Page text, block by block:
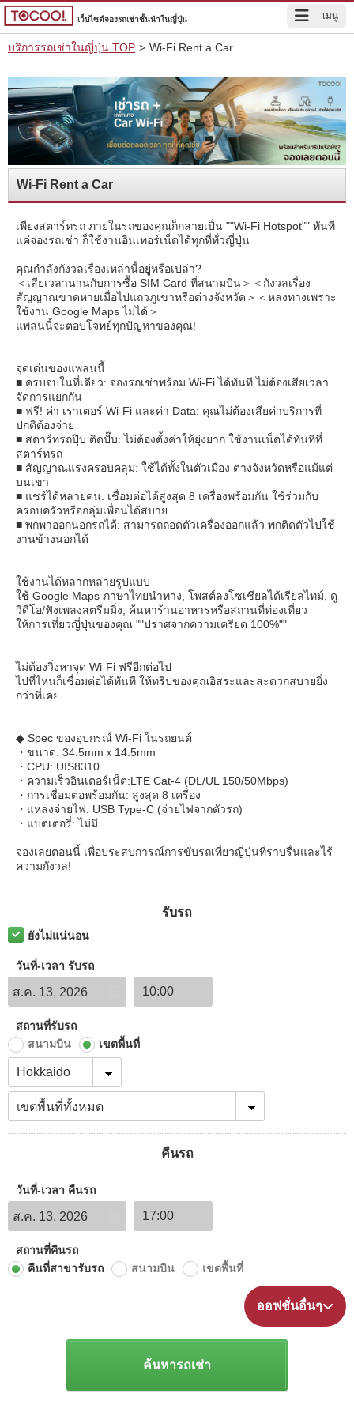
เว็บไซต์จองรถเช่าชั้นนำในญี่ปุ่น
บริการรถเช่าในญี่ปุ่น TOP > Wi-Fi Rent a Car
Wi-Fi Rent a Car
เพียงสตาร์ทรถ ภายในรถของคุณก็กลายเป็น ""Wi-Fi Hotspot"" ทันที
แค่จองรถเช่า ก็ใช้งานอินเทอร์เน็ตได้ทุกที่ทั่วญี่ปุ่น
คุณกำลังกังวลเรื่องเหล่านี้อยู่หรือเปล่า?
＜เสียเวลานานกับการซื้อ SIM Card ที่สนามบิน＞＜กังวลเรื่อง
สัญญาณขาดหายเมื่อไปแถวภูเขาหรือต่างจังหวัด＞＜หลงทางเพราะ
ใช้งาน Google Maps ไม่ได้＞
แพลนนี้จะตอบโจทย์ทุกปัญหาของคุณ!
จุดเด่นของแพลนนี้
■ ครบจบในที่เดียว: จองรถเช่าพร้อม Wi-Fi ได้ทันที ไม่ต้องเสียเวลา
จัดการแยกกัน
■ ฟรี! ค่า เราเตอร์ Wi-Fi และค่า Data: คุณไม่ต้องเสียค่าบริการที่
ปกติต้องจ่าย
■ สตาร์ทรถปุ๊บ ติดปั๊บ: ไม่ต้องตั้งค่าให้ยุ่งยาก ใช้งานเน็ตได้ทันทีที่
สตาร์ทรถ
■ สัญญาณแรงครอบคลุม: ใช้ได้ทั้งในตัวเมือง ต่างจังหวัดหรือแม้แต่
บนเขา
■ แชร์ได้หลายคน: เชื่อมต่อได้สูงสุด 8 เครื่องพร้อมกัน ใช้ร่วมกับ
ครอบครัวหรือกลุ่มเพื่อนได้สบาย
■ พกพาออกนอกรถได้: สามารถถอดตัวเครื่องออกแล้ว พกติดตัวไปใช้
งานข้างนอกได้
ใช้งานได้หลากหลายรูปแบบ
ใช้ Google Maps ภาษาไทยนำทาง, โพสต์ลงโซเชียลได้เรียลไทม์, ดู
วิดีโอ/ฟังเพลงสตรีมมิ่ง, ค้นหาร้านอาหารหรือสถานที่ท่องเที่ยว
ให้การเที่ยวญี่ปุ่นของคุณ ""ปราศจากความเครียด 100%""
ไม่ต้องวิ่งหาจุด Wi-Fi ฟรีอีกต่อไป
ไปที่ไหนก็เชื่อมต่อได้ทันที ให้ทริปของคุณอิสระและสะดวกสบายยิ่ง
กว่าที่เคย
◆ Spec ของอุปกรณ์ Wi-Fi ในรถยนต์
・ขนาด: 34.5mmｘ14.5mm
・CPU: UIS8310
・ความเร็วอินเตอร์เน็ต:LTE Cat-4 (DL/UL 150/50Mbps)
・การเชื่อมต่อพร้อมกัน: สูงสุด 8 เครื่อง
・แหล่งจ่ายไฟ: USB Type-C (จ่ายไฟจากตัวรถ)
・แบตเตอรี่: ไม่มี
จองเลยตอนนี้ เพื่อประสบการณ์การขับรถเที่ยวญี่ปุ่นที่ราบรื่นและไร้
ความกังวล!
รับรถ
ยังไม่แน่นอน
วันที่-เวลา รับรถ
สถานที่รับรถ
สนามบิน
เขตพื้นที่
คืนรถ
วันที่-เวลา คืนรถ
สถานที่คืนรถ
คืนที่สาขารับรถ
สนามบิน เขตพื้นที่
ออฟชั่นอื่นๆ
ค้นหารถเช่า
เมนู